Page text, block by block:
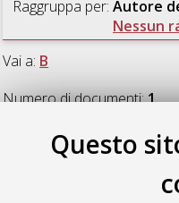
Questo
Raggruppa per: Autore
Nessun
Vai a: B
Numero di documenti:1.